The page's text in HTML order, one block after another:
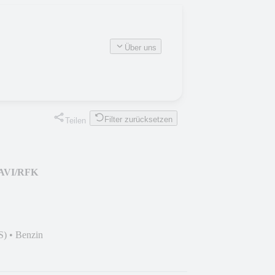
Über uns
Teilen Filter zurücksetzen
RFK
• Benzin